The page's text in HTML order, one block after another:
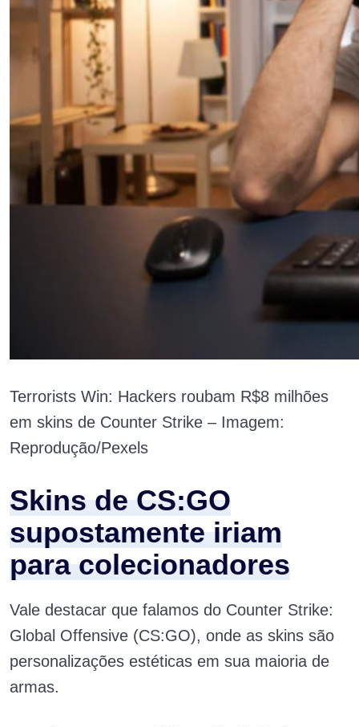
Terrorists Win: Hackers roubam R$8 milhões
em skins de Counter Strike – Imagem:
Reprodução/Pexels
Skins de CS:GO
supostamente iriam
para colecionadores
Vale destacar que falamos do Counter Strike:
Global Offensive (CS:GO), onde as skins são
personalizações estéticas em sua maioria de
armas.